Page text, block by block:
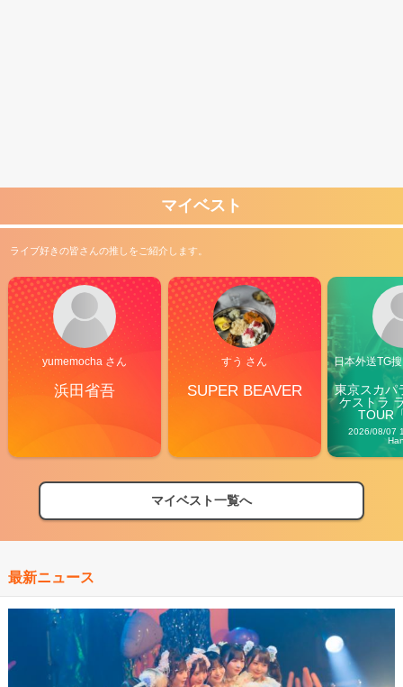
マイベスト
ライブ好きの皆さんの推しをご紹介します。
yumemocha さん
浜田省吾
すう さん
SUPER BEAVER
日本外送TG
東京スカパ
ケストラ
TOUR
2026/08/07
マイベスト一覧へ
最新ニュース